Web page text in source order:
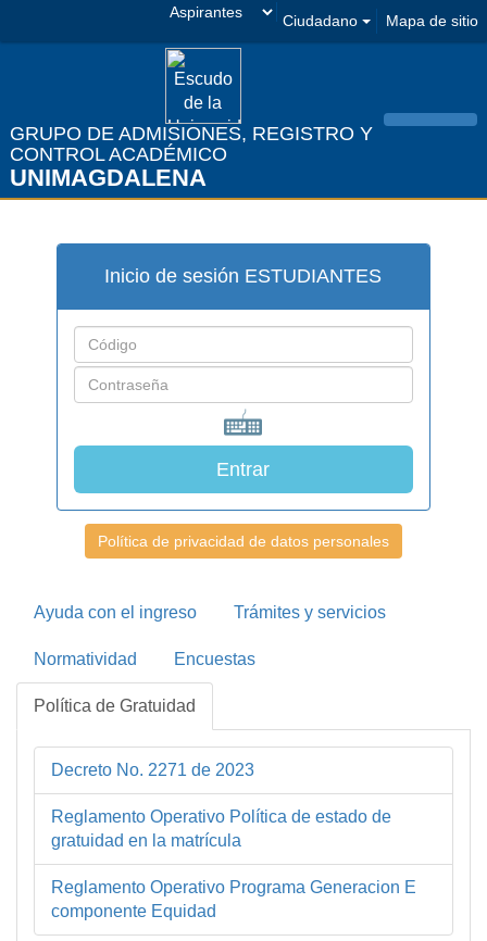
Seleccionar
Ciudadano Mapa de sitio
GRUPO DE ADMISIONES, REGISTRO Y
CONTROL ACADÉMICO
UNIMAGDALENA
Inicio de sesión ESTUDIANTES
Entrar
Política de privacidad de datos personales
Ayuda con el ingreso Trámites y servicios
Normatividad Encuestas
Política de Gratuidad
Decreto No. 2271 de 2023
Reglamento Operativo Política de estado de
gratuidad en la matrícula
Reglamento Operativo Programa Generacion E
componente Equidad